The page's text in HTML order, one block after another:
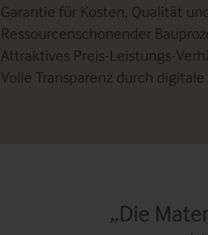
Garantie für Kosten, Qualität
Ressourcenschonender
Attraktives Preis-Leistungs-
Volle Transparenz durch
Die